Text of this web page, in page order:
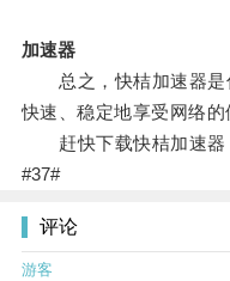
加速器
总之，快桔加速器是
快速、稳定地享受网络的
赶快下载快桔加速器
#37#
评论
游客